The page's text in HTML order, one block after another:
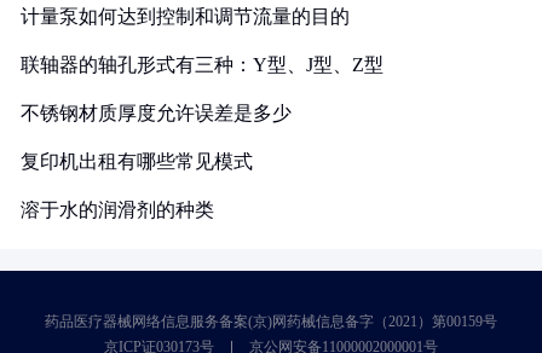
计量泵如何达到控制和调节流量的目的
联轴器的轴孔形式有三种：Y型、J型、Z型
不锈钢材质厚度允许误差是多少
复印机出租有哪些常见模式
溶于水的润滑剂的种类
药品医疗器械网络信息服务备案(京)网药械信息备字（2021）第00159号
京ICP证030173号
京公网安备11000002000001号